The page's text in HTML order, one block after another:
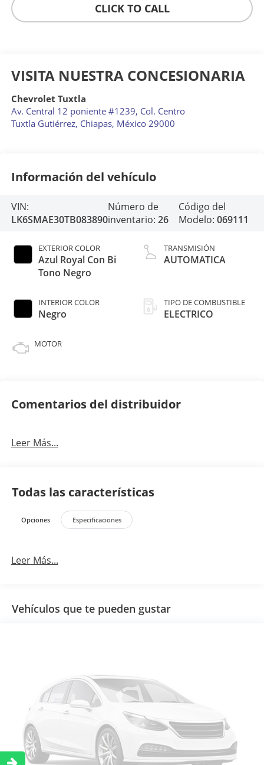
CLICK TO CALL
VISITA NUESTRA CONCESIONARIA
Chevrolet Tuxtla
Av. Central 12 poniente #1239, Col. Centro
Tuxtla Gutiérrez, Chiapas, México 29000
Información del vehículo
VIN:
LK6SMAE30TB083890
Número de
inventario: 26
Código del
Modelo: 069111
EXTERIOR COLOR
Azul Royal Con Bi
Tono Negro
INTERIOR COLOR
Negro
MOTOR
TRANSMISIÓN
AUTOMATICA
TIPO DE COMBUSTIBLE
ELECTRICO
Comentarios del distribuidor
Leer Más...
Todas las características
Opciones Especificaciones
Leer Más...
Vehículos que te pueden gustar